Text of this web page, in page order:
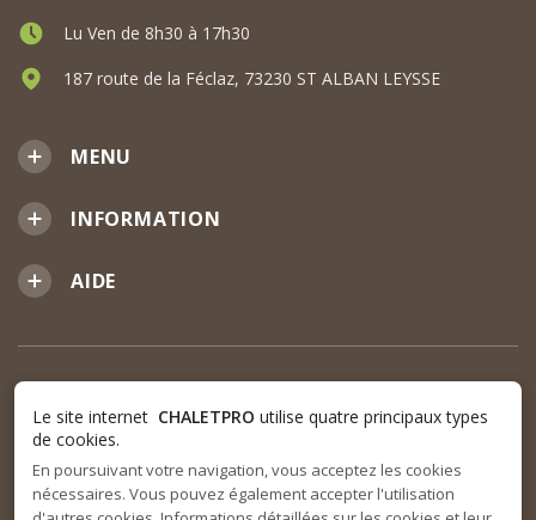
MENU
INFORMATION
AIDE
Lu Ven de 8h30 à 17h30
187 route de la Féclaz, 73230 ST ALBAN LEYSSE
Le site internet CHALETPRO utilise quatre principaux types
de cookies.
En poursuivant votre navigation, vous acceptez les cookies
nécessaires. Vous pouvez également accepter l'utilisation